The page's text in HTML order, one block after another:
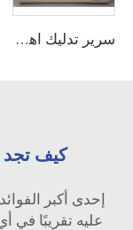
سرير تدليك اهتزازي عالي الجودة لتدليك الجسم بالكامل مع تحكم كهربائي بشاشة تعمل باللمس لتوفير تخفيف للألم
كيف
إحدى أكبر
عليه تقريبًا في